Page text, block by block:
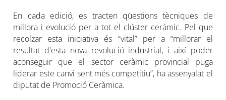
En cada edició, es tracten qüestions tècniques de
millora i evolució per a tot el clúster ceràmic. Pel que
recolzar esta iniciativa és “vital” per a “millorar el
resultat d'esta nova revolució industrial, i així poder
aconseguir que el sector ceràmic provincial puga
liderar este canvi sent més competitiu”, ha assenyalat el
diputat de Promoció Ceràmica.